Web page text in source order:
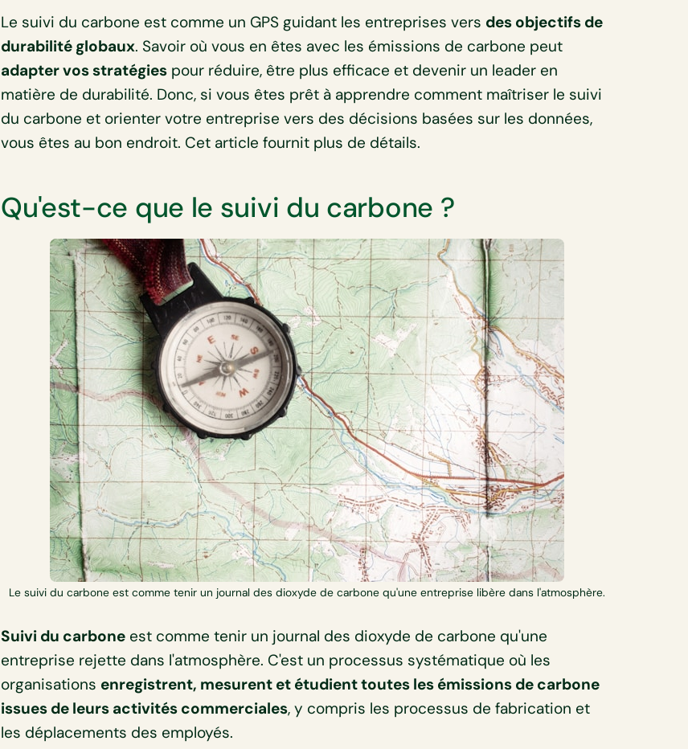
Le suivi du carbone est comme un GPS guidant les entreprises vers des objectifs de
durabilité globaux. Savoir où vous en êtes avec les émissions de carbone peut
adapter vos stratégiespour réduire, être plus efficace et devenir un leader en
matière de durabilité. Donc, si vous êtes prêt à apprendre comment maîtriser le suivi
du carbone et orienter votre entreprise vers des décisions basées sur les données,
vous êtes au bon endroit. Cet article fournit plus de détails.
Qu'est-ce que le suivi du carbone ?
Le suivi du carbone est comme tenir un journal des dioxyde de carbone qu'une entreprise libère dans l'atmosphère.
Suivi du carboneest comme tenir un journal des dioxyde de carbone qu'une
entreprise rejette dans l'atmosphère. C'est un processus systématique où les
organisations enregistrent, mesurent et étudient toutes les émissions de carbone
issues de leurs activités commerciales, y compris les processus de fabrication et
les déplacements des employés.